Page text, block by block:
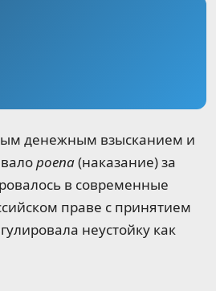
денежным взысканием и
poena(наказание) за
в современные
праве с принятием
неустойку как